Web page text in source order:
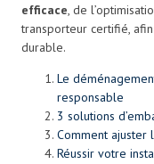
efficace, de
transporteur certifié,
durable.
Le
responsable
3 solutions
Comment ajuster
Réussir votre